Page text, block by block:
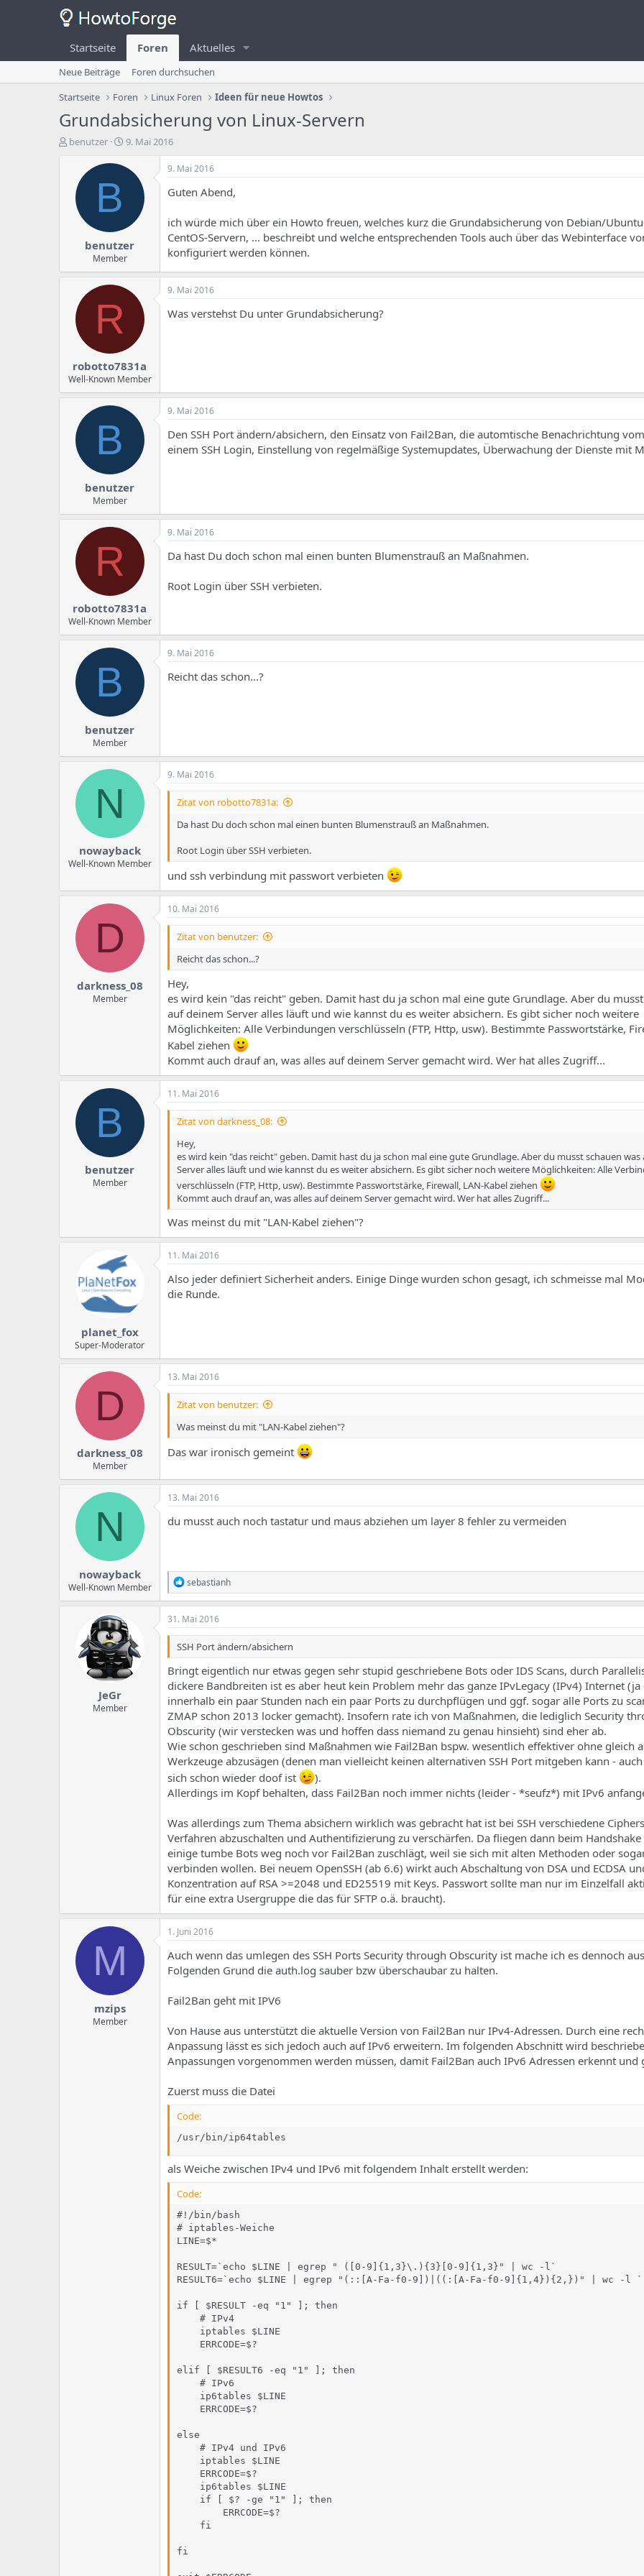
Startseite Foren Aktuelles
Neue Beiträge
Foren durchsuchen
Startseite
Foren Linux Foren Ideen für neue Howtos
Grundabsicherung von Linux-Servern
E
e
benutzer
E
s
u
n
g
s
9. Mai 2016
B
benutzer
Member
9. Mai 2016
Guten Abend,
ich würde mich über ein Howto freuen, welches kurz die Grundabsicherung von Debian/
CentOS-Servern, ... beschreibt und welche entsprechenden Tools auch über das Webinterface
konfiguriert werden können.
R
robotto7831a
Well-Known Member
9. Mai 2016
Was verstehst Du unter Grundabsicherung?
B
benutzer
Member
9. Mai 2016
Den SSH Port ändern/absichern, den Einsatz von Fail2Ban, die automtische Benachrichtung
einem SSH Login, Einstellung von regelmäßige Systemupdates, Überwachung der Dienste mit
R
robotto7831a
Well-Known Member
9. Mai 2016
Da hast Du doch schon mal einen bunten Blumenstrauß an Maßnahmen.
Root Login über SSH verbieten.
B
benutzer
Member
9. Mai 2016
Reicht das schon...?
N
nowayback
Well-Known Member
9. Mai 2016
Zitat von robotto7831a:
Da hast Du doch schon mal einen bunten Blumenstrauß an Maßnahmen.
Root Login über SSH verbieten.
und ssh verbindung mit passwort verbieten
D
darkness_08
Member
10. Mai 2016
Zitat von benutzer:
Reicht das schon...?
Hey,
es wird kein "das reicht" geben. Damit hast du ja schon mal eine gute Grundlage. Aber du
auf deinem Server alles läuft und wie kannst du es weiter absichern. Es gibt sicher noch weitere
Möglichkeiten: Alle Verbindungen verschlüsseln (FTP, Http, usw). Bestimmte Passwortstärke,
Kabel ziehen
Kommt auch drauf an, was alles auf deinem Server gemacht wird. Wer hat alles Zugriff...
B
benutzer
Member
11. Mai 2016
Zitat von darkness_08:
Hey,
es wird kein "das reicht" geben. Damit hast du ja schon mal eine gute Grundlage. Aber du musst schauen was
Server alles läuft und wie kannst du es weiter absichern. Es gibt sicher noch weitere Möglichkeiten: Alle
verschlüsseln (FTP, Http, usw). Bestimmte Passwortstärke, Firewall, LAN-Kabel ziehen
Kommt auch drauf an, was alles auf deinem Server gemacht wird. Wer hat alles Zugriff...
Was meinst du mit "LAN-Kabel ziehen"?
planet_fox
Super-Moderator
11. Mai 2016
Also jeder definiert Sicherheit anders. Einige Dinge wurden schon gesagt, ich schmeisse mal
die Runde.
D
darkness_08
Member
13. Mai 2016
Zitat von benutzer:
Was meinst du mit "LAN-Kabel ziehen"?
Das war ironisch gemeint
N
nowayback
Well-Known Member
13. Mai 2016
du musst auch noch tastatur und maus abziehen um layer 8 fehler zu vermeiden
R
e
a
k
o
e
n
sebastianh
JeGr
Member
31. Mai 2016
SSH Port ändern/absichern
Bringt eigentlich nur etwas gegen sehr stupid geschriebene Bots oder IDS Scans, durch
dickere Bandbreiten ist es aber heut kein Problem mehr das ganze IPvLegacy (IPv4) Internet (ja
innerhalb ein paar Stunden nach ein paar Ports zu durchpflügen und ggf. sogar alle Ports zu
ZMAP schon 2013 locker gemacht). Insofern rate ich von Maßnahmen, die lediglich Security
Obscurity (wir verstecken was und hoffen dass niemand zu genau hinsieht) sind eher ab.
Wie schon geschrieben sind Maßnahmen wie Fail2Ban bspw. wesentlich effektiver ohne gleich
Werkzeuge abzusägen (denen man vielleicht keinen alternativen SSH Port mitgeben kann -
sich schon wieder doof ist
).
Allerdings im Kopf behalten, dass Fail2Ban noch immer nichts (leider - *seufz*) mit IPv6
Was allerdings zum Thema absichern wirklich was gebracht hat ist bei SSH verschiedene
Verfahren abzuschalten und Authentifizierung zu verschärfen. Da fliegen dann beim Handshake
einige tumbe Bots weg noch vor Fail2Ban zuschlägt, weil sie sich mit alten Methoden oder sogar
verbinden wollen. Bei neuem OpenSSH (ab 6.6) wirkt auch Abschaltung von DSA und ECDSA
Konzentration auf RSA >=2048 und ED25519 mit Keys. Passwort sollte man nur im Einzelfall
für eine extra Usergruppe die das für SFTP o.ä. braucht).
M
mzips
Member
1. Juni 2016
Auch wenn das umlegen des SSH Ports Security through Obscurity ist mache ich es dennoch
Folgenden Grund die auth.log sauber bzw überschaubar zu halten.
Fail2Ban geht mit IPV6
Von Hause aus unterstützt die aktuelle Version von Fail2Ban nur IPv4-Adressen. Durch eine
Anpassung lässt es sich jedoch auch auf IPv6 erweitern. Im folgenden Abschnitt wird
Anpassungen vorgenommen werden müssen, damit Fail2Ban auch IPv6 Adressen erkennt und
Zuerst muss die Datei
Code:
/usr/bin/ip64tables
als Weiche zwischen IPv4 und IPv6 mit folgendem Inhalt erstellt werden:
Code:
#!/bin/bash
# iptables-Weiche
LINE=$*
RESULT=`echo $LINE | egrep " ([0-9]{1,3}\.){3}[0-9]{1,3}" | wc -l`
RESULT6=`echo $LINE | egrep "(::[A-Fa-f0-9])|((:[A-Fa-f0-9]{1,4}){2,})" | wc -l `
if [ $RESULT -eq "1" ]; then
    # IPv4
    iptables $LINE
    ERRCODE=$?
elif [ $RESULT6 -eq "1" ]; then
    # IPv6
    ip6tables $LINE
    ERRCODE=$?
else
    # IPv4 und IPv6
    iptables $LINE
    ERRCODE=$?
    ip6tables $LINE
    if [ $? -ge "1" ]; then
        ERRCODE=$?
    fi
fi